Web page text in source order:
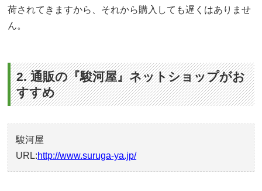
荷されてきますから、それから購入しても遅くはありませ
ん。
2. 通販の『駿河屋』ネットショップがお
すすめ
駿河屋
URL:http://www.suruga-ya.jp/